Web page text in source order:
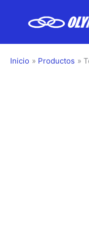
contenido
Inicio Productos